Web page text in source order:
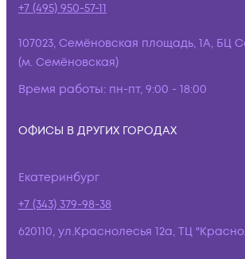
+7 (495) 950-57-11
107023, Семёновская площадь, 1А, БЦ
(м. Семёновская)
Время работы: пн-пт, 9:00 - 18:00
ОФИСЫ В ДРУГИХ ГОРОДАХ
Екатеринбург
+7 (343) 379-98-38
620110, ул.Краснолесья 12а, ТЦ